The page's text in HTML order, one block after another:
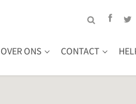
OVER ONS CONTACT